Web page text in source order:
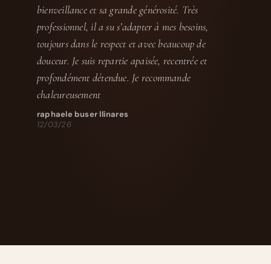
bienveillance et sa grande générosité. Très
professionnel, il a su s’adapter à mes besoins,
toujours dans le respect et avec beaucoup de
douceur. Je suis repartie apaisée, recentrée et
profondément détendue. Je recommande
chaleureusement
raphaele buser llinares
12/03/26